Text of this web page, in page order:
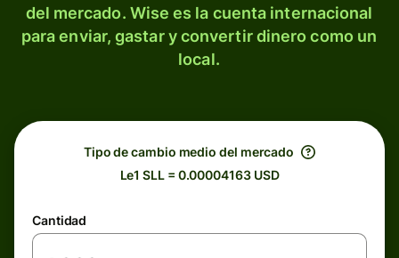
del mercado. Wise es la cuenta internacional
para enviar, gastar y convertir dinero como un
local.
Tipo de cambio medio del mercado
Le1 SLL = 0.00004163 USD
Cantidad